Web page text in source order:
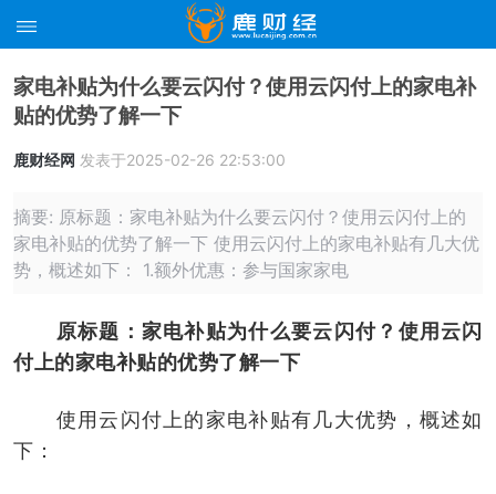
家电补贴为什么要云闪付？使用云闪付上的家电补
贴的优势了解一下
鹿财经网 发表于2025-02-26 22:53:00
摘要: 原标题：家电补贴为什么要云闪付？使用云闪付上的
家电补贴的优势了解一下 使用云闪付上的家电补贴有几大优
势，概述如下： 1.额外优惠：参与国家家电
原标题：家电补贴为什么要云闪付？使用云闪
付上的家电补贴的优势了解一下
使用云闪付上的家电补贴有几大优势，概述如
下：